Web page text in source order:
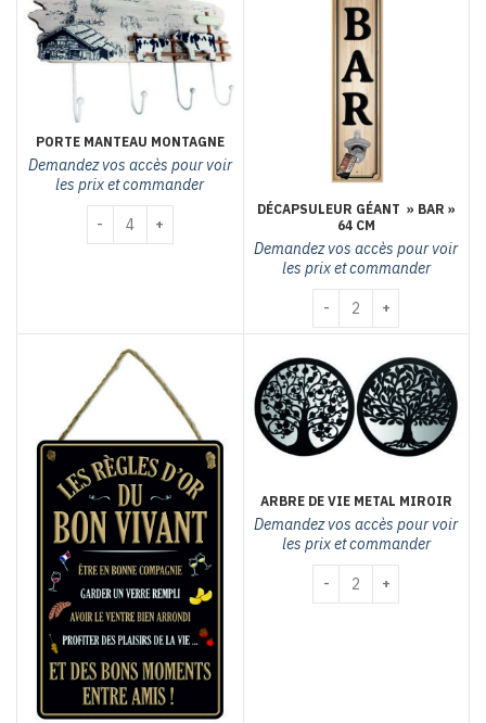
PORTE MANTEAU MONTAGNE
Demandez vos accès pour voir
les prix et commander
quantité de Porte manteau montagneDÉCAPSULEUR GÉANT » BAR »
64 CM
Demandez vos accès pour voir
les prix et commander
quantité de
ARBRE DE VIE METAL MIROIR
Demandez vos accès pour voir
les prix et commander
quantité de ARBRE DE